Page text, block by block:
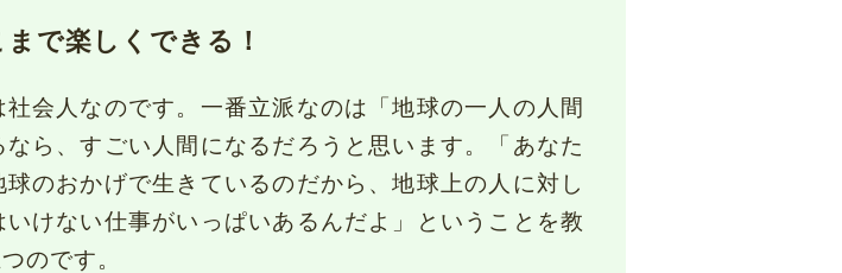
で楽しくできる！
会人なのです。一番立派なのは「地球の一人の人間
ら、すごい人間になるだろうと思います。「あなた
のおかげで生きているのだから、地球上の人に対し
けない仕事がいっぱいあるんだよ」ということを教
のです。